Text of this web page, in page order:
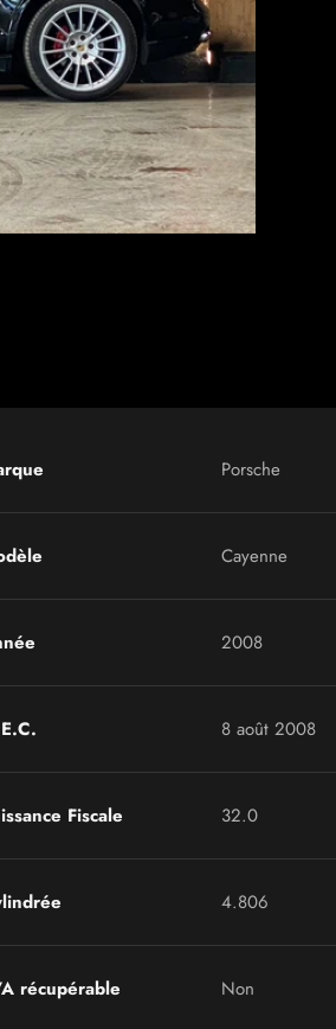
Porsche
Cayenne
2008
8 août 2008
Fiscale 32.0
4.806
récupérable Non